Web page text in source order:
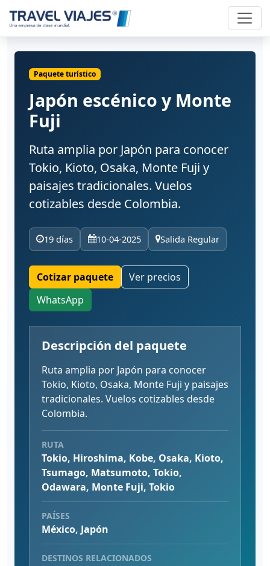
Paquete turístico
Japón escénico y Monte
Fuji
Ruta amplia por Japón para conocer
Tokio, Kioto, Osaka, Monte Fuji y
paisajes tradicionales. Vuelos
cotizables desde Colombia.
19 días 10-04-2025 Salida Regular
Cotizar paquete
Ver precios
WhatsApp
Descripción del paquete
Ruta amplia por Japón para conocer
Tokio, Kioto, Osaka, Monte Fuji y paisajes
tradicionales. Vuelos cotizables desde
Colombia.
RUTA
Tokio, Hiroshima, Kobe, Osaka, Kioto,
Tsumago, Matsumoto, Tokio,
Odawara, Monte Fuji, Tokio
PAÍSES
México, Japón
DESTINOS RELACIONADOS